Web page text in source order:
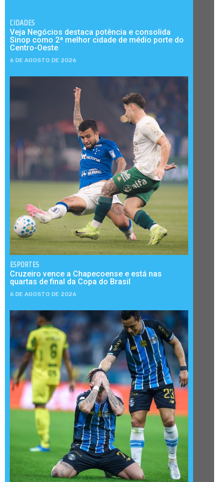
CIDADES
Veja Negócios destaca potência e consolida
Sinop como 2ª melhor cidade de médio porte do
Centro-Oeste
6 DE AGOSTO DE 2026
ESPORTES
Cruzeiro vence a Chapecoense e está nas
quartas de final da Copa do Brasil
6 DE AGOSTO DE 2026